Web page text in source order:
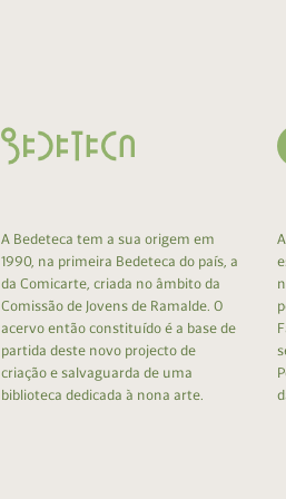
A Bedeteca tem a sua origem em
1990, na primeira Bedeteca do país, a
da Comicarte, criada no âmbito da
Comissão de Jovens de Ramalde. O
acervo então constituído é a base de
partida deste novo projecto de
criação e salvaguarda de uma
biblioteca dedicada à nona arte.